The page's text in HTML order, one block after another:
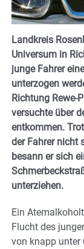
Landkreis
Universum in
junge Fahrer
unterzogen
Richtung Rewe-
versuchte über
entkommen.
der Fahrer nicht
besann er sich
unterziehen.
Ein
Flucht des
von knapp unter